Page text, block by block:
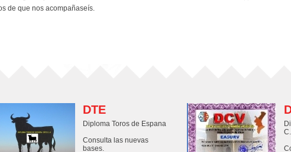
de que nos acompañaseís.
DTE
Diploma Toros de Espana
Consulta las nuevas
bases.